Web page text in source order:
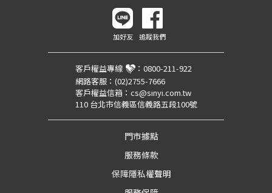
加好友 追蹤我們
客戶權益專線 ： 0800-211-922
網路客服： (02)2755-7666
客戶權益信箱： cs@sinyi.com.tw
110 台北市信義區信義路五段100號
門市據點
服務條款
保障隱私權聲明